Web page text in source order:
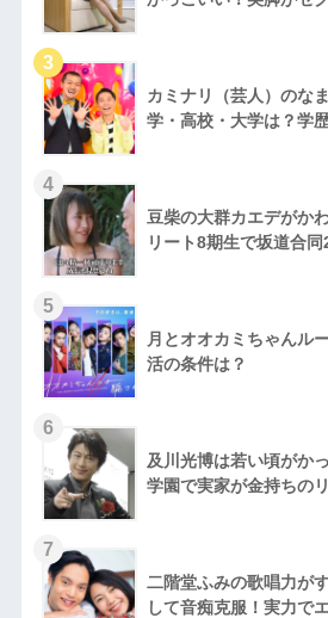
カミナリ（芸人）のな
学・高校・大学は？学
豆柴の大群カエデがか
リート8期生で坂道合同
月とオオカミちゃんル
活の条件は？
及川光博は若い頃がか
学園で実家が金持ちの
二階堂ふみの歌唱力が
して音痴克服！実力で